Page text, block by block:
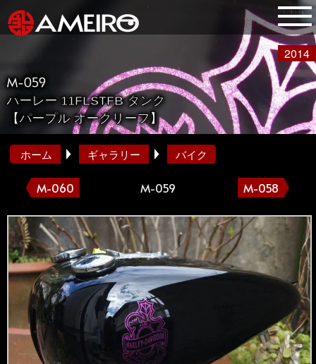
M-059
ハーレー 11FLSTFB タンク
【パープル オークリーフ】
2014
ホーム ギャラリー バイク
M-060 M-059 M-058